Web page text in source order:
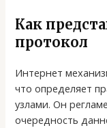
Как
протокол
Интернет
что определяет
узлами. Он
очередность